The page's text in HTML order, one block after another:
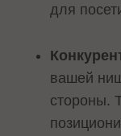
для
вашей
стороны.